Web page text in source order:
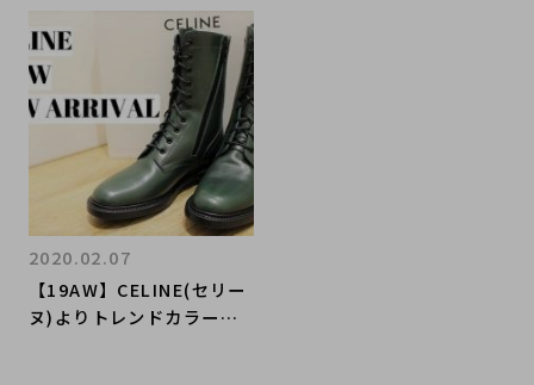
【19AW】CELINE(セリー
ヌ)よりトレンドカラーの
2020.02.07